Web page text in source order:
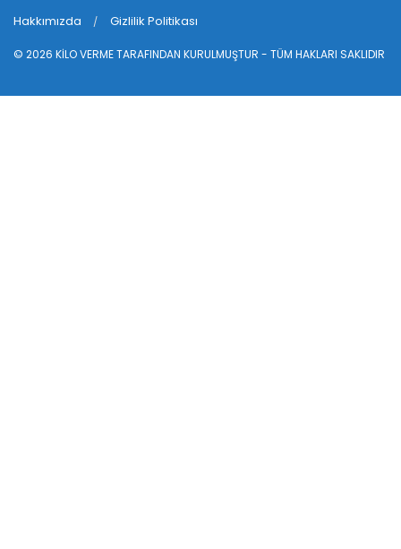
Hakkımızda Gizlilik Politikası
© 2026 KİLO VERMETARAFINDAN KURULMUŞTUR - TÜM HAKLARI SAKLIDIR